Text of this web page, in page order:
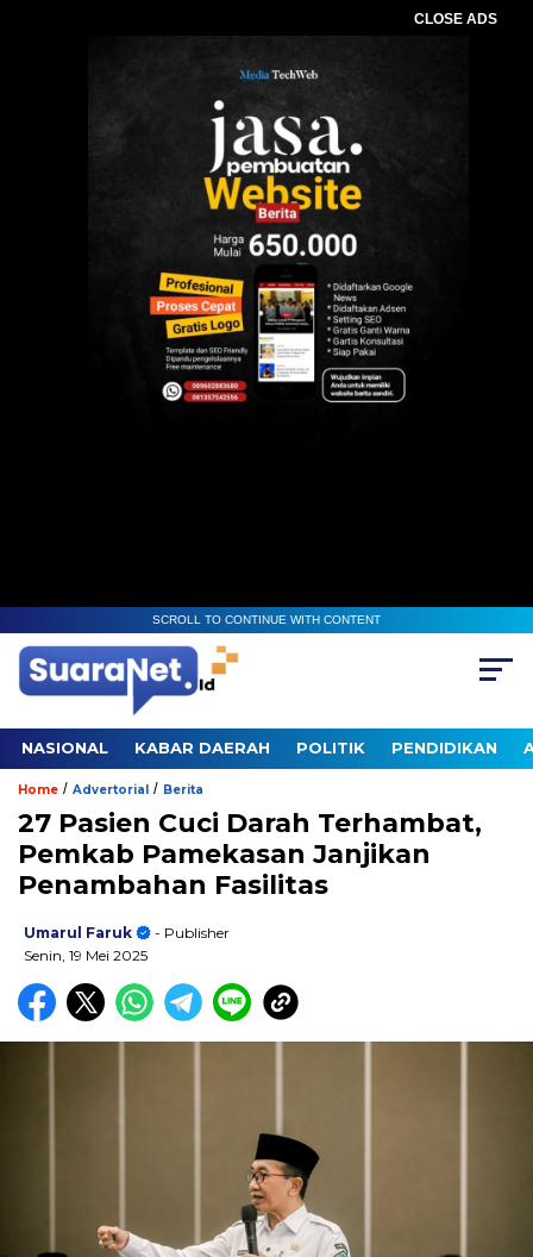
CLOSE ADS
SCROLL TO CONTINUE WITH CONTENT
NASIONAL KABAR DAERAH POLITIK PENDIDIKAN
Home / Advertorial / Berita
27 Pasien Cuci Darah Terhambat,
Pemkab Pamekasan Janjikan
Penambahan Fasilitas
Umarul Faruk
- Publisher
Senin, 19 Mei 2025